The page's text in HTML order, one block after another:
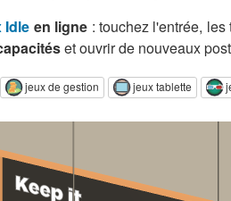
Idle en ligne : touchez l'entrée,
et ouvrir de nouveaux
jeux de gestion jeux tablette